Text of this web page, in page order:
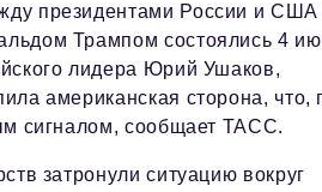
президентами России и США
Трампом состоялись 4
лидера Юрий Ушаков,
американская сторона, что,
сигналом, сообщает ТАСС.
затронули ситуацию вокруг